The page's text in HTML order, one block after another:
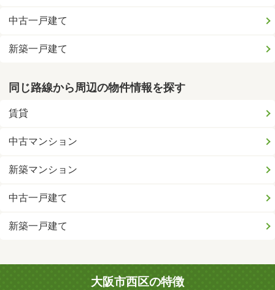
中古一戸建て
新築一戸建て
同じ路線から周辺の物件情報を探す
賃貸
中古マンション
新築マンション
中古一戸建て
新築一戸建て
大阪市西区の特徴